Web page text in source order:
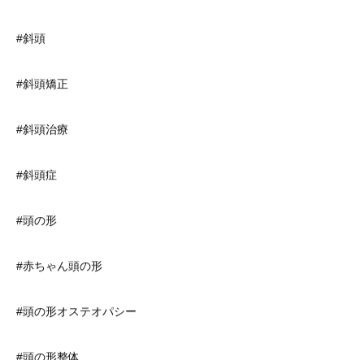
#斜頭
#斜頭矯正
#斜頭治療
#斜頭症
#頭の形
#赤ちゃん頭の形
#頭の形オステオパシー
#頭の形整体